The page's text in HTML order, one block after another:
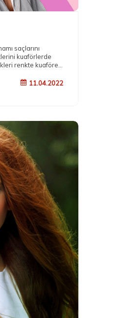
saçlarını
kuaförlerde
renkte kuaföre
arkasında ne
için hangi
11.04.2022